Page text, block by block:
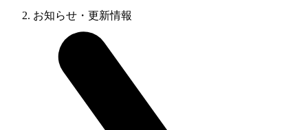
お知らせ・更新情報